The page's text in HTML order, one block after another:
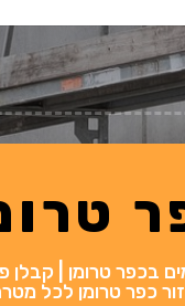
טרומן | קבלן
כפר טרומן לכל